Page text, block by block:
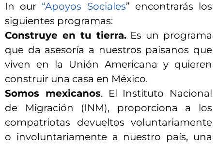
In our “Apoyos Sociales” encontrarás los
siguientes programas:
Construye en tu tierra.Es un programa
que da asesoría a nuestros paisanos que
viven en la Unión Americana y quieren
construir una casa en México.
Somos mexicanos. El Instituto Nacional
de Migración (INM), proporciona a los
compatriotas devueltos voluntariamente
o involuntariamente a nuestro país, una